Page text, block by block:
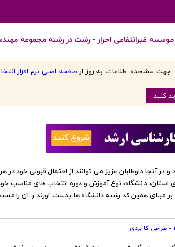
غیرانتفاعی احرار - رشت در رشته مجموعه
مشاهده اطلاعات به روز از صفحه اصلي نرم افزار انتخاب
کنيد
رشته کارشناسی ارشد 96 نیز موجود می باشد و در آنجا داوطلبان عزیز می توانند از احتمال
استان، دانشگاه، نوع آموزش و دوره انتخاب های مناسب
بر مبنای همین کد رشته دانشگاه ها بدست آورند و آن را